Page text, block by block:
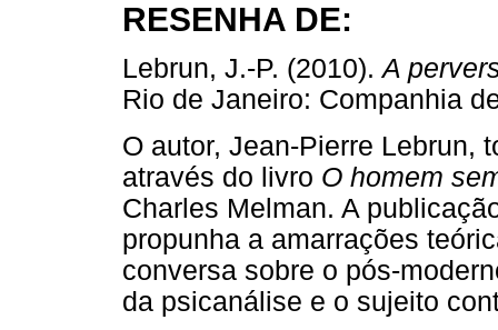
RESENHA DE:
Lebrun, J.-P. (2010).A
Rio de Janeiro: Companhia
O autor, Jean-Pierre Lebrun,
através do livro O homem
Charles Melman. A
propunha a amarrações
conversa sobre o pós-
da psicanálise e o sujeito